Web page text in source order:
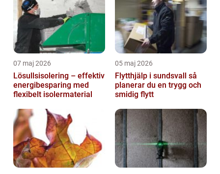
07 maj 2026
Lösullsisolering – effektiv
energibesparing med
flexibelt isolermaterial
05 maj 2026
Flytthjälp i sundsvall så
planerar du en trygg och
smidig flytt